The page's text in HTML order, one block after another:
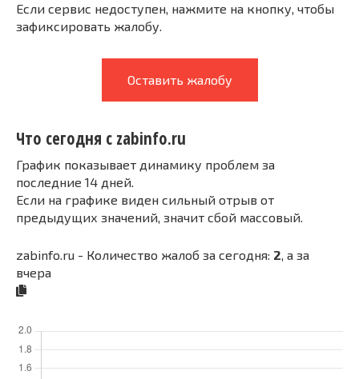
Если сервис недоступен, нажмите на кнопку, чтобы
зафиксировать жалобу.
Оставить жалобу
Что сегодня с zabinfo.ru
График показывает динамику проблем за
последние 14 дней.
Если на графике виден сильный отрыв от
предыдущих значений, значит сбой массовый.
zabinfo.ru - Количество жалоб за сегодня: 2 , а за
вчера